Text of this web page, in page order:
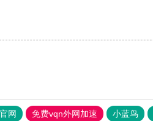
网 免费vqn外网加速 小蓝鸟